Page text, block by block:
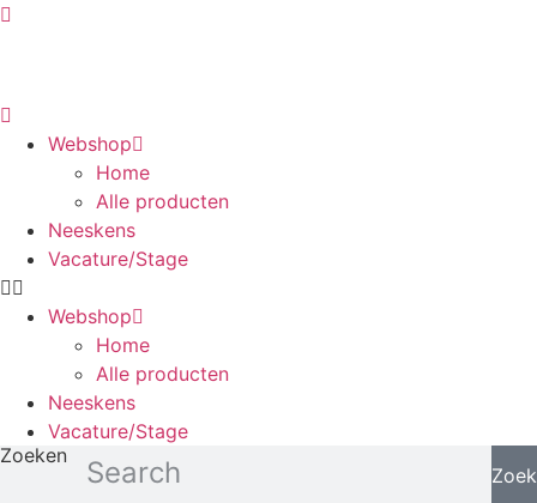
Ga
Webshop
Home
Alle producten
Neeskens
Vacature/Stage
Webshop
Home
Alle producten
Neeskens
Vacature/Stage
Zoeken
Zoek